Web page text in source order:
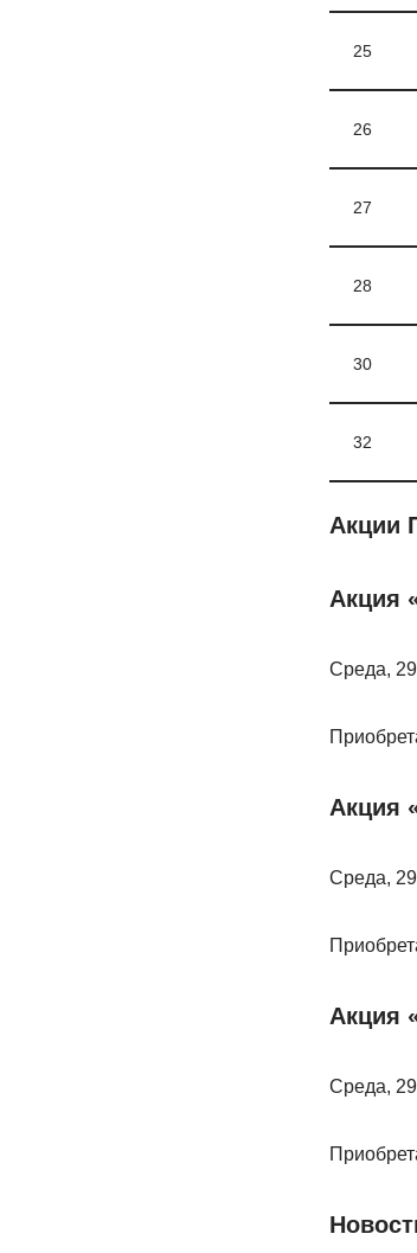
25
26
27
28
30
32
Акции
Акция
Среда,
Акция
Среда,
Акция
Среда,